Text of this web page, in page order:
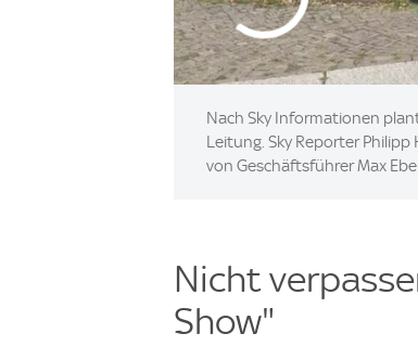
Nach Sky Informationen
Leitung. Sky Reporter
von Geschäftsführer Max
Nicht
Show"